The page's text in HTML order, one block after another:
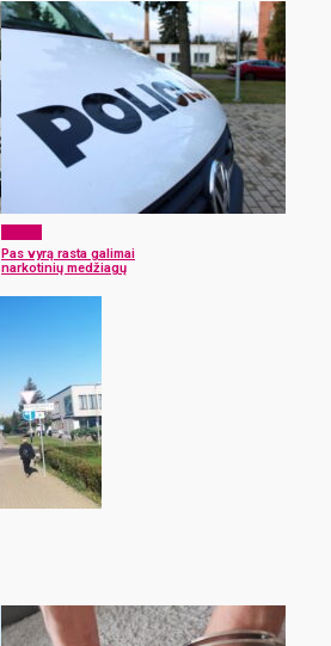
Pas vyrą rasta galimai
narkotinių medžiagų